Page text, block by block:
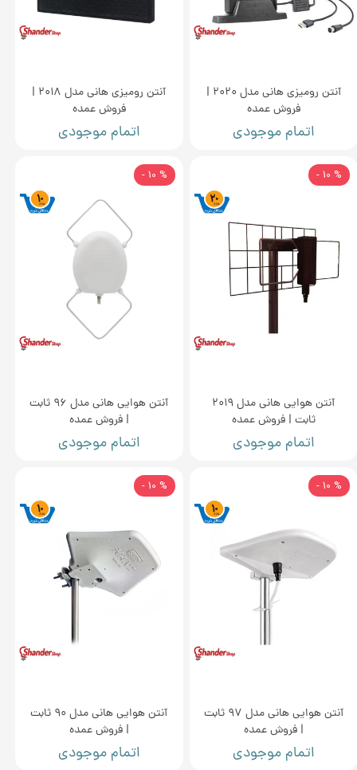
آنتن رومیزی هانی مدل 2020 |
فروش عمده
اتمام موجودی
آنتن رومیزی هانی مدل 2018 |
فروش عمده
اتمام موجودی
آنتن هوایی هانی مدل 2019
ثابت | فروش عمده
اتمام موجودی
% 10 -
آنتن هوایی هانی مدل 96 ثابت
| فروش عمده
اتمام موجودی
% 10 -
آنتن هوایی هانی مدل 97 ثابت
| فروش عمده
اتمام موجودی
% 10 -
آنتن هوایی هانی مدل 90 ثابت
| فروش عمده
اتمام موجودی
% 10 -